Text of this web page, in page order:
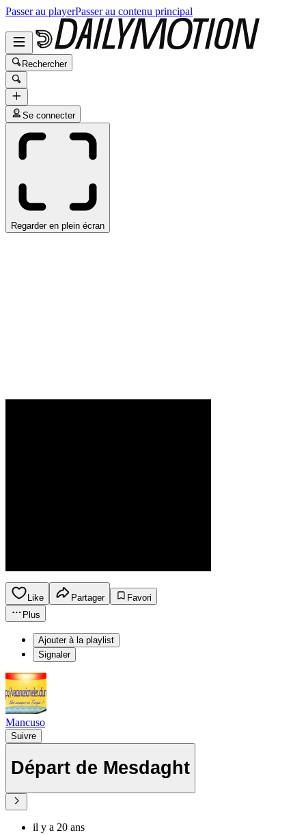
Passer au playerPasser au contenu principal
Rechercher
Se connecter
Regarder en plein écran
Like Partager
Favori
Plus
Ajouter à la playlist
Signaler
Mancuso
Suivre
Départ de Mesdaght
il y a 20 ans